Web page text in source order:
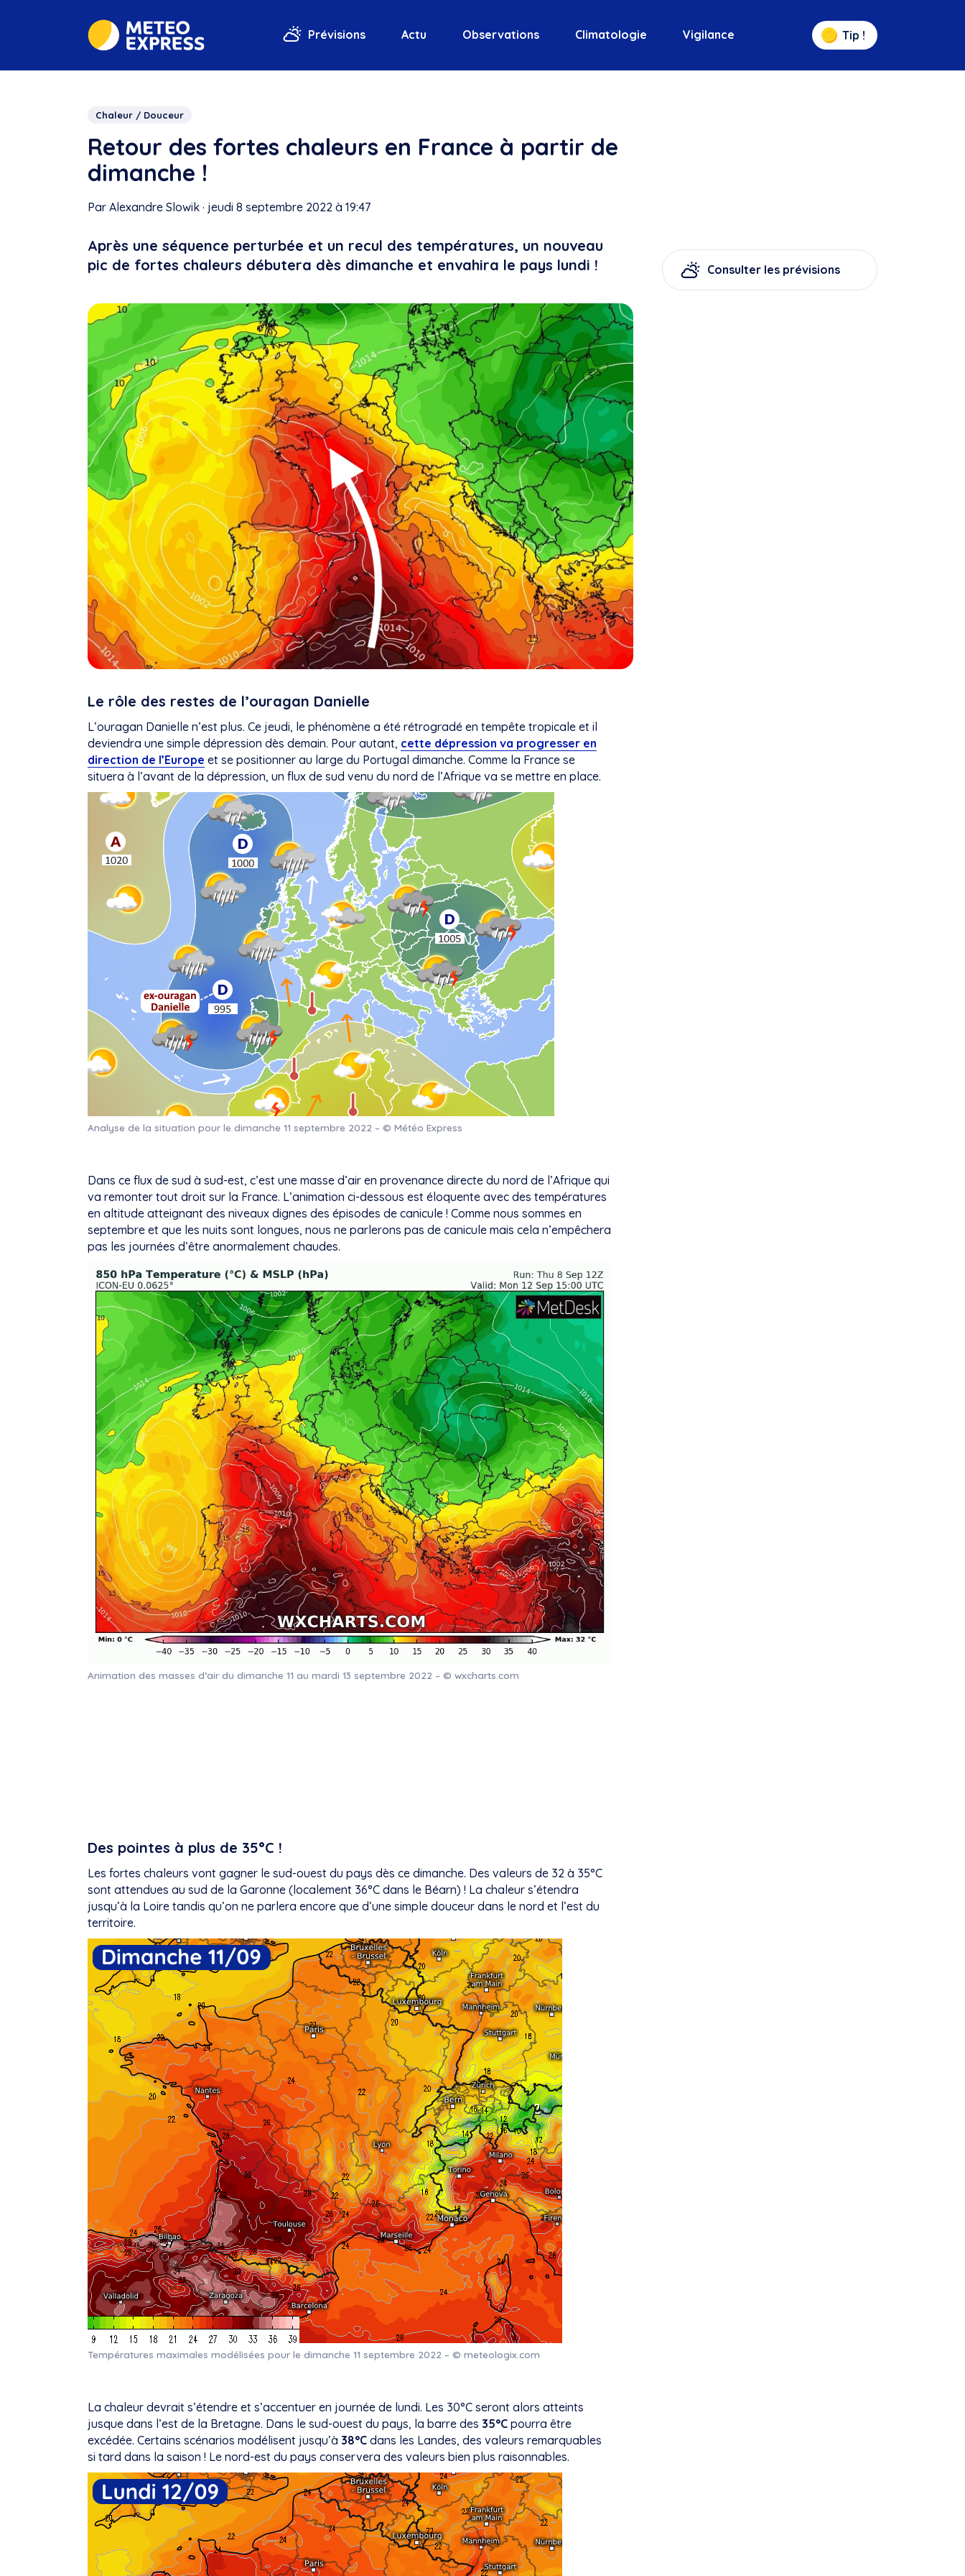
Prévisions Actu Observations Climatologie Vigilance Tip !
Chaleur / Douceur
Retour des fortes chaleurs en France à partir de
dimanche !
Par Alexandre Slowik · jeudi 8 septembre 2022 à 19:47
Après une séquence perturbée et un recul des températures, un nouveau
pic de fortes chaleurs débutera dès dimanche et envahira le pays lundi !
Le rôle des restes de l’ouragan Danielle
L’ouragan Danielle n’est plus. Ce jeudi, le phénomène a été rétrogradé en tempête tropicale et il
deviendra une simple dépression dès demain. Pour autant, cette dépression va progresser en
direction de l’Europe et se positionner au large du Portugal dimanche. Comme la France se
situera à l’avant de la dépression, un flux de sud venu du nord de l’Afrique va se mettre en place.
Analyse de la situation pour le dimanche 11 septembre 2022 – © Météo Express
Dans ce flux de sud à sud-est, c’est une masse d’air en provenance directe du nord de l’Afrique qui
va remonter tout droit sur la France. L’animation ci-dessous est éloquente avec des températures
en altitude atteignant des niveaux dignes des épisodes de canicule ! Comme nous sommes en
septembre et que les nuits sont longues, nous ne parlerons pas de canicule mais cela n’empêchera
pas les journées d’être anormalement chaudes.
Animation des masses d’air du dimanche 11 au mardi 13 septembre 2022 – © wxcharts.com
Des pointes à plus de 35°C !
Les fortes chaleurs vont gagner le sud-ouest du pays dès ce dimanche. Des valeurs de 32 à 35°C
sont attendues au sud de la Garonne (localement 36°C dans le Béarn) ! La chaleur s’étendra
jusqu’à la Loire tandis qu’on ne parlera encore que d’une simple douceur dans le nord et l’est du
territoire.
Températures maximales modélisées pour le dimanche 11 septembre 2022 – © meteologix.com
La chaleur devrait s’étendre et s’accentuer en journée de lundi. Les 30°C seront alors atteints
jusque dans l’est de la Bretagne. Dans le sud-ouest du pays, la barre des 35°C pourra être
excédée. Certains scénarios modélisent jusqu’à 38°C dans les Landes, des valeurs remarquables
si tard dans la saison ! Le nord-est du pays conservera des valeurs bien plus raisonnables.
Consulter les prévisions